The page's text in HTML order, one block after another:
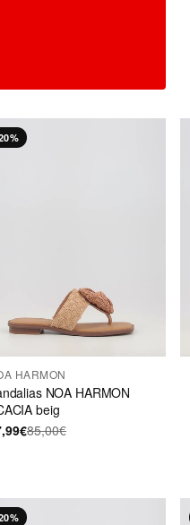
HARMON
NOA HARMON
beig
85,00€